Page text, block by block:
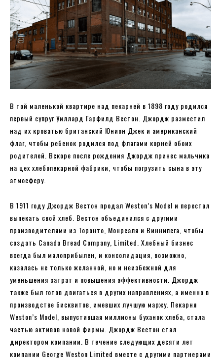
В той маленькой квартире над пекарней в 1898 году родился
первый супруг Уиллард Гарфилд Вестон. Джордж разместил
над их кроватью британский Юнион Джек и американский
флаг, чтобы ребенок родился под флагами корней обоих
родителей. Вскоре после рождения Джордж принес мальчика
на цех хлебопекарной фабрики, чтобы погрузить сына в эту
атмосферу.
В 1911 году Джордж Вестон продал Weston’s Model и перестал
выпекать свой хлеб. Вестон объединился с другими
производителями из Торонто, Монреаля и Виннипега, чтобы
создать Canada Bread Company, Limited. Хлебный бизнес
всегда был малоприбылен, и консолидация, возможно,
казалась не только желанной, но и неизбежной для
уменьшения затрат и повышения эффективности. Джордж
также был готов двигаться в других направлениях, а именно в
производстве бисквитов, имевших лучшую маржу. Пекарня
Weston’s Model, выпустившая миллионы буханок хлеба, стала
частью активов новой фирмы. Джордж Вестон стал
директором компании. В течение следующих десяти лет
компании George Weston Limited вместе с другими партнерами